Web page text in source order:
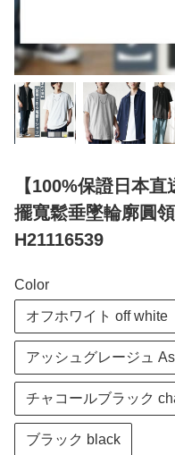
【100%保證日本
擺寬鬆垂墜輪廓圓
H21116539
Color
オフホワイト off white
アッシュグレージュ
チャコールブラック
ブラック black